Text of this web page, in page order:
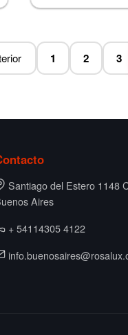
1 2 3
Santiago del Estero 1148
Aires
+ 54114305 4122